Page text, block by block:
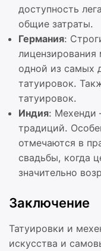
доступность
общие затраты.
Германия:
лицензирования
одной из самых
татуировок.
татуировок.
Индия: Мехенди
традиций.
отмечаются в
свадьбы, когда
значительно
Заключение
Татуировки и
искусства и